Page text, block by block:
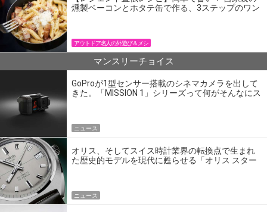
燻製ベーコンとホタテ缶で作る、3ステップのワン
アウトドア名人の外遊び＆メシ
マンスリーチョイス
GoProが1型センサー搭載のシネマカメラを出して
きた。「MISSION 1」シリーズって何がそんなにス
ニュース
オリス、そしてスイス時計業界の転換点で生まれ
た歴史的モデルを現代に甦らせる「オリス スター
ニュース